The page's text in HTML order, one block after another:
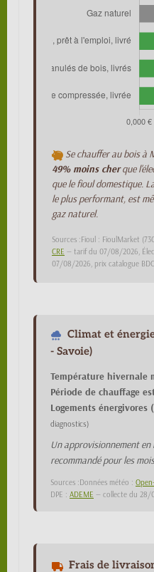
Se chauffer au bois à
49% moins cherque
que le fioul domestique.
le plus performant, est
gaz naturel.
Sources :Fioul : FioulMarket
CRE — tarif du 07/08/2026,
07/08/2026, prix catalogue
Climat et
- Savoie)
Température hivernale
Période de chauffage
Logements énergivores
diagnostics)
Un approvisionnement
recommandé pour les
Sources :Données météo :
DPE : ADEME — collecte du 28/
Frais de